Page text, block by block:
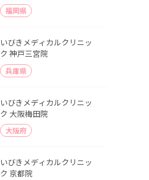
福岡県
いびきメディカルクリニッ
ク 神戸三宮院
兵庫県
いびきメディカルクリニッ
ク 大阪梅田院
大阪府
いびきメディカルクリニッ
ク 京都院